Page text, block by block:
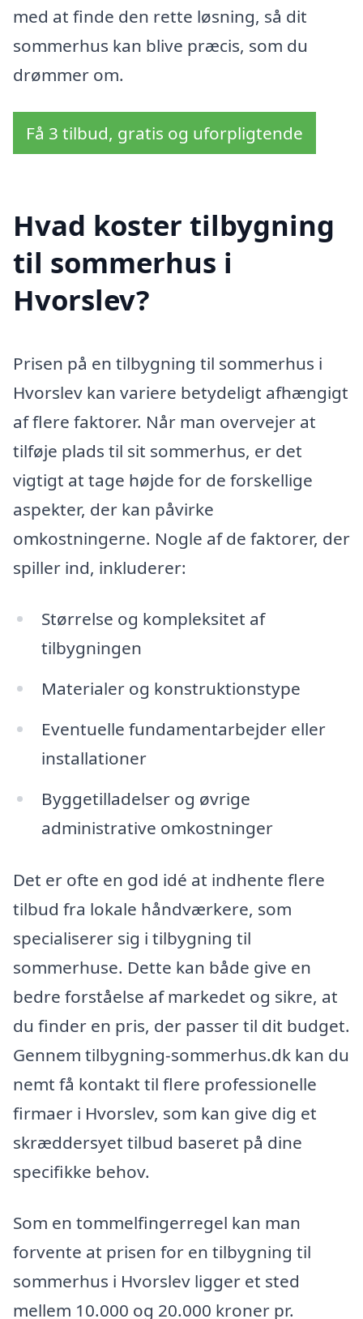
med at finde den rette løsning, så dit
sommerhus kan blive præcis, som du
drømmer om.
Få 3 tilbud, gratis og uforpligtende
Hvad koster tilbygning
til sommerhus i
Hvorslev?
Prisen på en tilbygning til sommerhus i
Hvorslev kan variere betydeligt afhængigt
af flere faktorer. Når man overvejer at
tilføje plads til sit sommerhus, er det
vigtigt at tage højde for de forskellige
aspekter, der kan påvirke
omkostningerne. Nogle af de faktorer, der
spiller ind, inkluderer:
Størrelse og kompleksitet af
tilbygningen
Materialer og konstruktionstype
Eventuelle fundamentarbejder eller
installationer
Byggetilladelser og øvrige
administrative omkostninger
Det er ofte en god idé at indhente flere
tilbud fra lokale håndværkere, som
specialiserer sig i tilbygning til
sommerhuse. Dette kan både give en
bedre forståelse af markedet og sikre, at
du finder en pris, der passer til dit budget.
Gennem tilbygning-sommerhus.dk kan du
nemt få kontakt til flere professionelle
firmaer i Hvorslev, som kan give dig et
skræddersyet tilbud baseret på dine
specifikke behov.
Som en tommelfingerregel kan man
forvente at prisen for en tilbygning til
sommerhus i Hvorslev ligger et sted
mellem 10.000 og 20.000 kroner pr.